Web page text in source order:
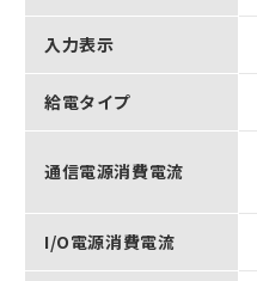
入力表示
給電タイプ
通信電源消費電流
I/O電源消費電流